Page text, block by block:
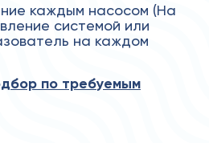
каждым насосом (На
системой или
на каждом
по требуемым